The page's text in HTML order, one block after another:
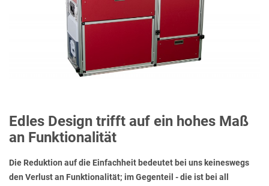
Edles Design trifft auf ein hohes Maß
an Funktionalität
Die Reduktion auf die Einfachheit bedeutet bei uns keineswegs
den Verlust an Funktionalität; im Gegenteil - die ist bei all